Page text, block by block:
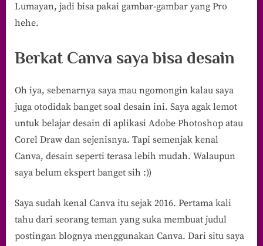
Lumayan, jadi bisa pakai gambar-gambar yang Pro
hehe.
Berkat Canva saya bisa desain
Oh iya, sebenarnya saya mau ngomongin kalau saya
juga otodidak banget soal desain ini. Saya agak lemot
untuk belajar desain di aplikasi Adobe Photoshop atau
Corel Draw dan sejenisnya. Tapi semenjak kenal
Canva, desain seperti terasa lebih mudah. Walaupun
saya belum ekspert banget sih :))
Saya sudah kenal Canva itu sejak 2016. Pertama kali
tahu dari seorang teman yang suka membuat judul
postingan blognya menggunakan Canva. Dari situ saya